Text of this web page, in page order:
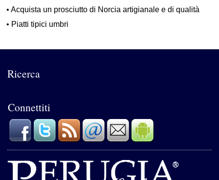
•Acquista un prosciutto di Norcia artigianale e di qualità
• Piatti tipici umbri
Ricerca
Connettiti